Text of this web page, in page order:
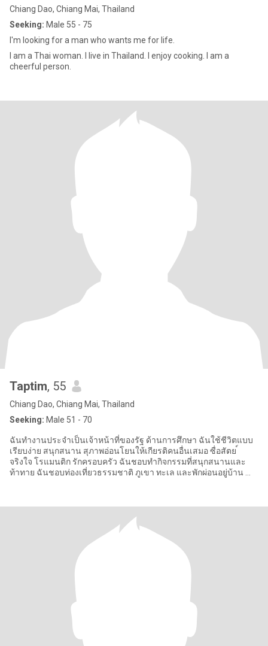
Chiang Dao, Chiang Mai, Thailand
Seeking: Male 55 - 75
I'm looking for a man who wants me for life.
I am a Thai woman. I live in Thailand. I enjoy cooking. I am a
cheerful person.
Taptim, 55
Chiang Dao, Chiang Mai, Thailand
Seeking: Male 51 - 70
ฉันทำงานประจำเป็นเจ้าหน้าที่ของรัฐ ด้านการศึกษา ฉันใช้ชีวิตแบบ
เรียบง่าย สนุกสนาน สุภาพอ่อนโยนให้เกียรติคนอื่นเสมอ ซื่อสัตย ์
จริงใจ โรแมนติก รักครอบครัว ฉันชอบทำกิจกรรมที่สนุกสนานและ
ท้าทาย ฉันชอบท่องเที่ยวธรรมชาติ ภูเขา ทะเล และพักผ่อนอยู่บ้าน ทำ